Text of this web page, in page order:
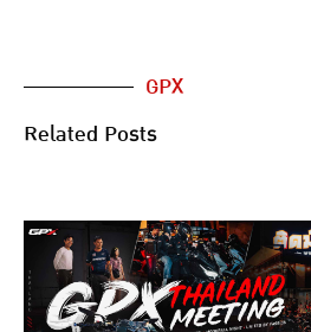
GPX
Related Posts